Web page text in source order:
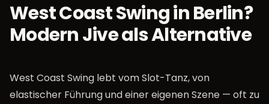
West Coast Swing in Berlin?
Modern Jive als Alternative
West Coast Swing lebt vom Slot-Tanz, von
elastischer Führung und einer eigenen Szene — oft zu